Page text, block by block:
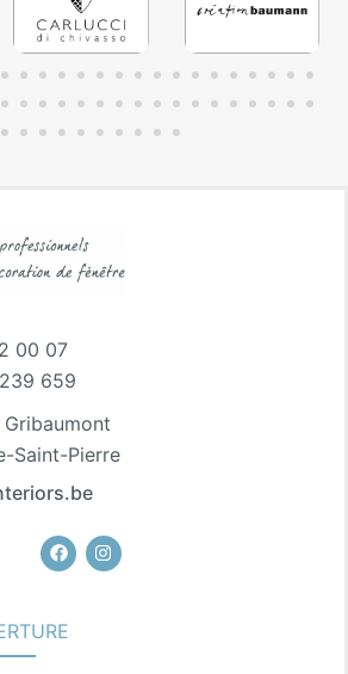
00 07
659
Saint-Pierre
FacebookInstagram